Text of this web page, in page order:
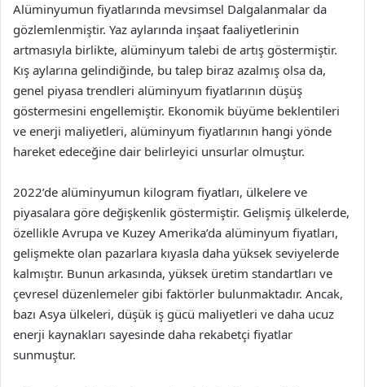
Alüminyumun fiyatlarında mevsimsel Dalgalanmalar da
gözlemlenmiştir. Yaz aylarında inşaat faaliyetlerinin
artmasıyla birlikte, alüminyum talebi de artış göstermiştir.
Kış aylarına gelindiğinde, bu talep biraz azalmış olsa da,
genel piyasa trendleri alüminyum fiyatlarının düşüş
göstermesini engellemiştir. Ekonomik büyüme beklentileri
ve enerji maliyetleri, alüminyum fiyatlarının hangi yönde
hareket edeceğine dair belirleyici unsurlar olmuştur.
2022’de alüminyumun kilogram fiyatları, ülkelere ve
piyasalara göre değişkenlik göstermiştir. Gelişmiş ülkelerde,
özellikle Avrupa ve Kuzey Amerika’da alüminyum fiyatları,
gelişmekte olan pazarlara kıyasla daha yüksek seviyelerde
kalmıştır. Bunun arkasında, yüksek üretim standartları ve
çevresel düzenlemeler gibi faktörler bulunmaktadır. Ancak,
bazı Asya ülkeleri, düşük iş gücü maliyetleri ve daha ucuz
enerji kaynakları sayesinde daha rekabetçi fiyatlar
sunmuştur.